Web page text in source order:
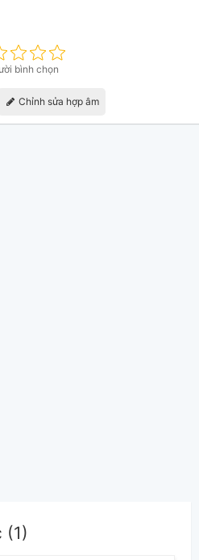
bình chọn
Chỉnh sửa hợp âm
(1)